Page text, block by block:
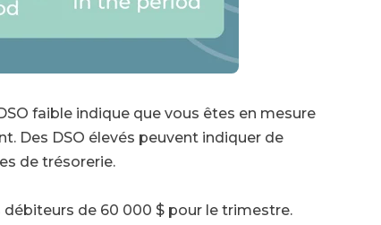
faible indique que vous êtes en mesure
Des DSO élevés peuvent indiquer de
de trésorerie.
de 60 000 $ pour le trimestre.